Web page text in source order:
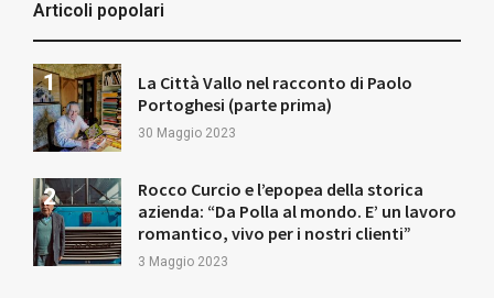
Articoli popolari
La Città Vallo nel racconto di Paolo
Portoghesi (parte prima)
30 Maggio 2023
Rocco Curcio e l’epopea della storica
azienda: “Da Polla al mondo. E’ un lavoro
romantico, vivo per i nostri clienti”
3 Maggio 2023